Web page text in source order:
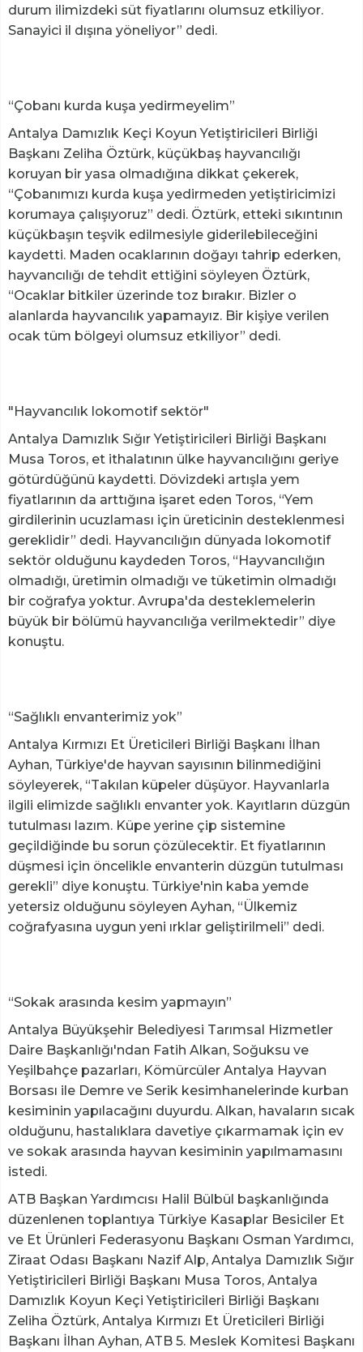
durum ilimizdeki süt fiyatlarını olumsuz etkiliyor.
Sanayici il dışına yöneliyor” dedi.
“Çobanı kurda kuşa yedirmeyelim”
Antalya Damızlık Keçi Koyun Yetiştiricileri Birliği
Başkanı Zeliha Öztürk, küçükbaş hayvancılığı
koruyan bir yasa olmadığına dikkat çekerek,
“Çobanımızı kurda kuşa yedirmeden yetiştiricimizi
korumaya çalışıyoruz” dedi. Öztürk, etteki sıkıntının
küçükbaşın teşvik edilmesiyle giderilebileceğini
kaydetti. Maden ocaklarının doğayı tahrip ederken,
hayvancılığı de tehdit ettiğini söyleyen Öztürk,
“Ocaklar bitkiler üzerinde toz bırakır. Bizler o
alanlarda hayvancılık yapamayız. Bir kişiye verilen
ocak tüm bölgeyi olumsuz etkiliyor” dedi.
"Hayvancılık lokomotif sektör"
Antalya Damızlık Sığır Yetiştiricileri Birliği Başkanı
Musa Toros, et ithalatının ülke hayvancılığını geriye
götürdüğünü kaydetti. Dövizdeki artışla yem
fiyatlarının da arttığına işaret eden Toros, “Yem
girdilerinin ucuzlaması için üreticinin desteklenmesi
gereklidir” dedi. Hayvancılığın dünyada lokomotif
sektör olduğunu kaydeden Toros, “Hayvancılığın
olmadığı, üretimin olmadığı ve tüketimin olmadığı
bir coğrafya yoktur. Avrupa'da desteklemelerin
büyük bir bölümü hayvancılığa verilmektedir” diye
konuştu.
“Sağlıklı envanterimiz yok”
Antalya Kırmızı Et Üreticileri Birliği Başkanı İlhan
Ayhan, Türkiye'de hayvan sayısının bilinmediğini
söyleyerek, “Takılan küpeler düşüyor. Hayvanlarla
ilgili elimizde sağlıklı envanter yok. Kayıtların düzgün
tutulması lazım. Küpe yerine çip sistemine
geçildiğinde bu sorun çözülecektir. Et fiyatlarının
düşmesi için öncelikle envanterin düzgün tutulması
gerekli” diye konuştu. Türkiye'nin kaba yemde
yetersiz olduğunu söyleyen Ayhan, “Ülkemiz
coğrafyasına uygun yeni ırklar geliştirilmeli” dedi.
“Sokak arasında kesim yapmayın”
Antalya Büyükşehir Belediyesi Tarımsal Hizmetler
Daire Başkanlığı'ndan Fatih Alkan, Soğuksu ve
Yeşilbahçe pazarları, Kömürcüler Antalya Hayvan
Borsası ile Demre ve Serik kesimhanelerinde kurban
kesiminin yapılacağını duyurdu. Alkan, havaların sıcak
olduğunu, hastalıklara davetiye çıkarmamak için ev
ve sokak arasında hayvan kesiminin yapılmamasını
istedi.
ATB Başkan Yardımcısı Halil Bülbül başkanlığında
düzenlenen toplantıya Türkiye Kasaplar Besiciler Et
ve Et Ürünleri Federasyonu Başkanı Osman Yardımcı,
Ziraat Odası Başkanı Nazif Alp, Antalya Damızlık Sığır
Yetiştiricileri Birliği Başkanı Musa Toros, Antalya
Damızlık Koyun Keçi Yetiştiricileri Birliği Başkanı
Zeliha Öztürk, Antalya Kırmızı Et Üreticileri Birliği
Başkanı İlhan Ayhan, ATB 5. Meslek Komitesi Başkanı